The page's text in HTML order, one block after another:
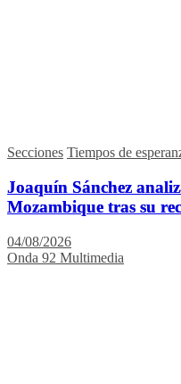
Secciones Tiempos de
Joaquín Sánchez
Mozambique tras su
04/08/2026
Onda 92 Multimedia